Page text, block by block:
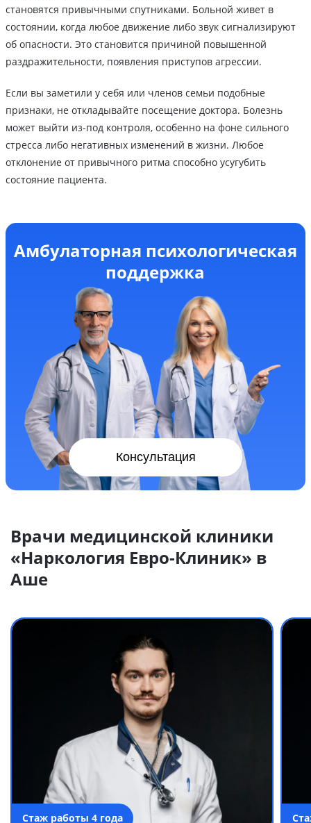
становятся привычными спутниками. Больной живет в
состоянии, когда любое движение либо звук сигнализируют
об опасности. Это становится причиной повышенной
раздражительности, появления приступов агрессии.
Если вы заметили у себя или членов семьи подобные
признаки, не откладывайте посещение доктора. Болезнь
может выйти из-под контроля, особенно на фоне сильного
стресса либо негативных изменений в жизни. Любое
отклонение от привычного ритма способно усугубить
состояние пациента.
Амбулаторная психологическая
поддержка
Консультация
Врачи медицинской клиники
«Наркология Евро-Клиник» в
Аше
Стаж работы 4 года